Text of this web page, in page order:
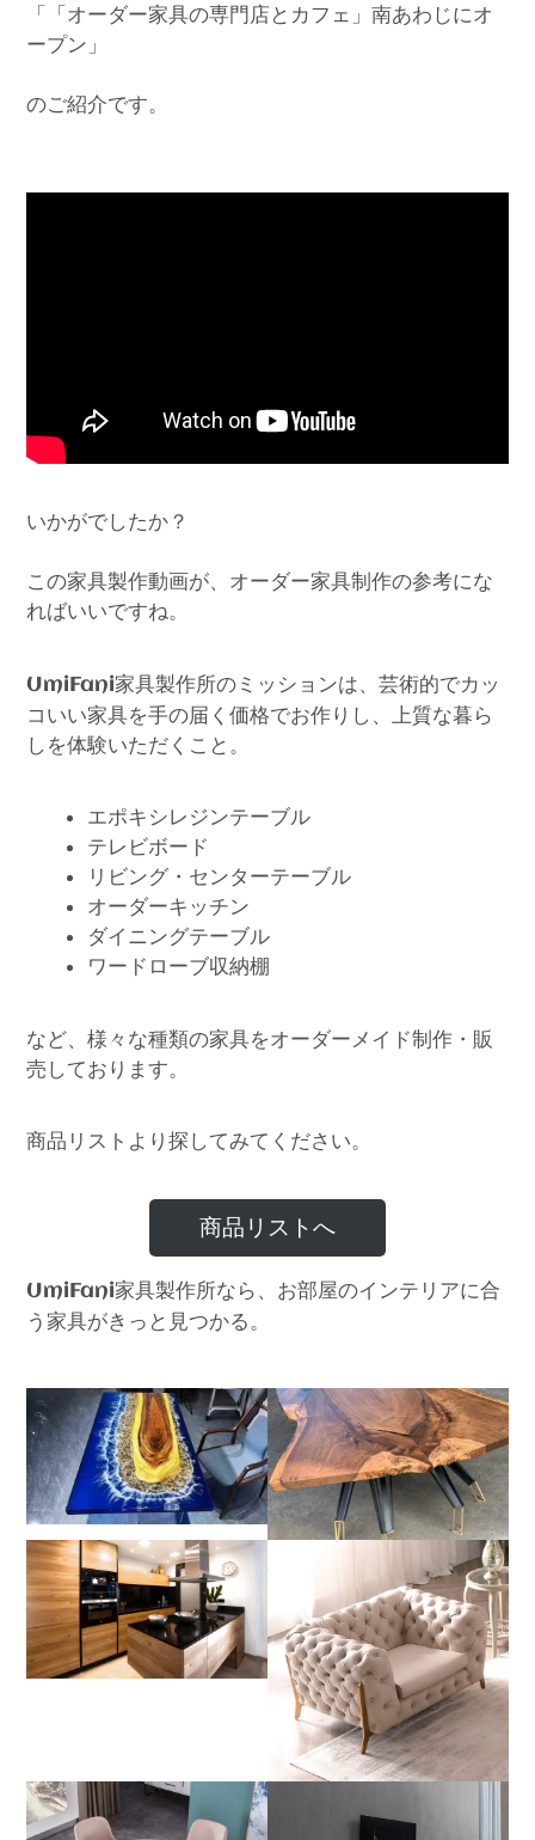
「「オーダー家具の専門店とカフェ」南あわじにオ
ープン」
のご紹介です。
いかがでしたか？
この家具製作動画が、オーダー家具制作の参考にな
ればいいですね。
UmiFani家具製作所のミッションは、芸術的でカッ
コいい家具を手の届く価格でお作りし、上質な暮ら
しを体験いただくこと。
エポキシレジンテーブル
テレビボード
リビング・センターテーブル
オーダーキッチン
ダイニングテーブル
ワードローブ収納棚
など、様々な種類の家具をオーダーメイド制作・販
売しております。
商品リストより探してみてください。
商品リストへ
UmiFani家具製作所なら、お部屋のインテリアに合
う家具がきっと見つかる。